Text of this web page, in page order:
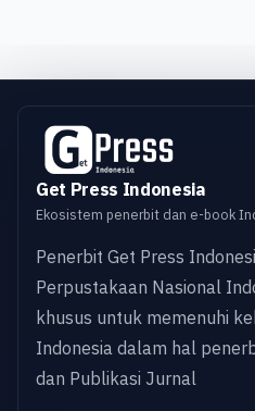
Get Press Indonesia
Ekosistem penerbit dan e-book
Penerbit Get Press
Perpustakaan Nasional
khusus untuk memenuhi
Indonesia dalam hal
dan Publikasi Jurnal